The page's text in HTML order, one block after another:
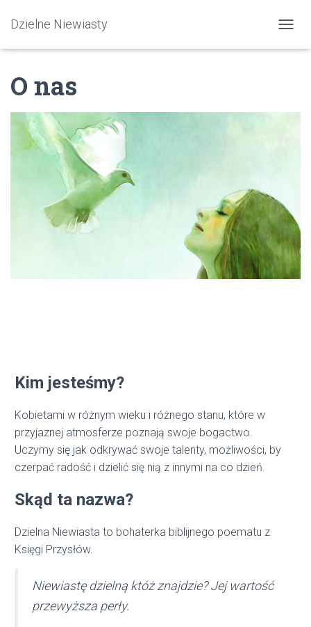
Dzielne Niewiasty
O nas
Kim jesteśmy?
Kobietami w różnym wieku i różnego stanu, które w
przyjaznej atmosferze poznają swoje bogactwo.
Uczymy się jak odkrywać swoje talenty, możliwości, by
czerpać radość i dzielić się nią z innymi na co dzień.
Skąd ta nazwa?
Dzielna Niewiasta to bohaterka biblijnego poematu z
Księgi Przysłów.
Niewiastę dzielną któż znajdzie? Jej wartość
przewyższa perły.